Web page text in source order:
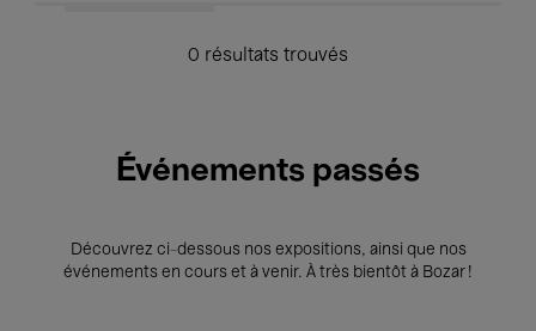
0 résultats trouvés
Événements passés
Découvrez ci-dessous nos expositions, ainsi que nos
événements en cours et à venir. À très bientôt à Bozar !